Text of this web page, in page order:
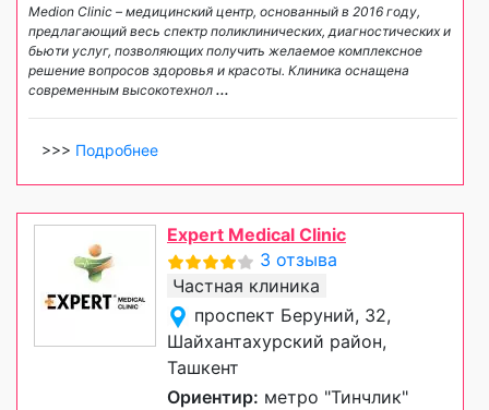
Medion Сlinic – медицинский центр, основанный в 2016 году,
предлагающий весь спектр поликлинических, диагностических и
бьюти услуг, позволяющих получить желаемое комплексное
решение вопросов здоровья и красоты. Клиника оснащена
современным высокотехнол ...
>>> Подробнее
Expert Medical Clinic
3 отзыва
Частная клиника
проспект Беруний, 32,
Шайхантахурский район,
Ташкент
Ориентир: метро "Тинчлик"